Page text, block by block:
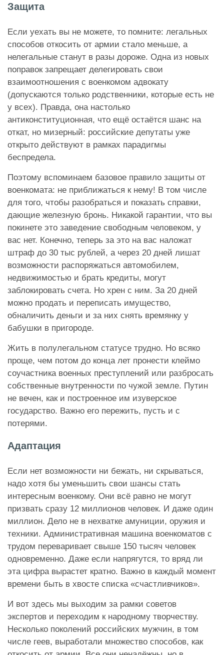
Защита
Если уехать вы не можете, то помните: легальных
способов откосить от армии стало меньше, а
нелегальные станут в разы дороже. Одна из новых
поправок запрещает делегировать свои
взаимоотношения с военкомом адвокату
(допускаются только родственники, которые есть не
у всех). Правда, она настолько
антиконституционная, что ещё остаётся шанс на
откат, но мизерный: российские депутаты уже
открыто действуют в рамках парадигмы
беспредела.
Поэтому вспоминаем базовое правило защиты от
военкомата: не приближаться к нему! В том числе
для того, чтобы разобраться и показать справки,
дающие железную бронь. Никакой гарантии, что вы
покинете это заведение свободным человеком, у
вас нет. Конечно, теперь за это на вас наложат
штраф до 30 тыс рублей, а через 20 дней лишат
возможности распоряжаться автомобилем,
недвижимостью и брать кредиты, могут
заблокировать счета. Но хрен с ним. За 20 дней
можно продать и переписать имущество,
обналичить деньги и за них снять времянку у
бабушки в пригороде.
Жить в полулегальном статусе трудно. Но всяко
проще, чем потом до конца лет пронести клеймо
соучастника военных преступлений или разбросать
собственные внутренности по чужой земле. Путин
не вечен, как и построенное им изуверское
государство. Важно его пережить, пусть и с
потерями.
Адаптация
Если нет возможности ни бежать, ни скрываться,
надо хотя бы уменьшить свои шансы стать
интересным военкому. Они всё равно не могут
призвать сразу 12 миллионов человек. И даже один
миллион. Дело не в нехватке амуниции, оружия и
техники. Административная машина военкоматов с
трудом переваривает свыше 150 тысяч человек
одновременно. Даже если напрягутся, то вряд ли
эта цифра вырастет кратно. Важно в каждый момент
времени быть в хвосте списка «счастливчиков».
И вот здесь мы выходим за рамки советов
экспертов и переходим к народному творчеству.
Несколько поколений российских мужчин, в том
числе геев, выработали множество способов, как